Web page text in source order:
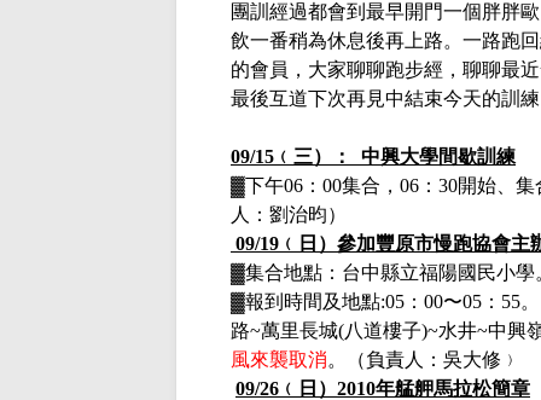
團訓經過都會到最早開門一個胖胖
飲一番稍為休息後再上路。一路跑
的會員，大家聊聊跑步經，聊聊最
最後互道下次再見中結束今天的訓
09/15 ﹙三）：
中興大學間歇訓練
▓下午06 ： 00集合， 06 ： 30開始、
人：劉治昀）
09/19 ﹙日）參加豐原市慢跑協會
▓集合地點：台中縣立福陽國民小學
▓報到時間及地點:05 ： 00〜05 ： 55。
路~萬里長城(八道樓子)~水井~中興
風來襲取消。（負責人：吳大修﹚
09/26 ﹙日） 2010年艋舺馬拉松簡章